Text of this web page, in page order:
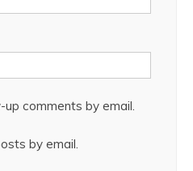
comments by email.
by email.